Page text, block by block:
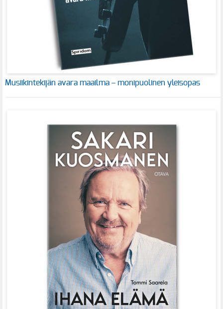
Musiikintekijän avara maailma – monipuolinen yleisopas